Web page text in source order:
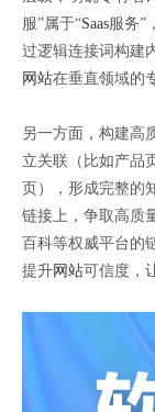
服”属于“Saas服务”
过逻辑连接词构建
网站在垂直领域的
另一方面，构建高
立关联（比如产品
页），形成完整的
链接上，争取高质
百科等权威平台
提升网站可信度，